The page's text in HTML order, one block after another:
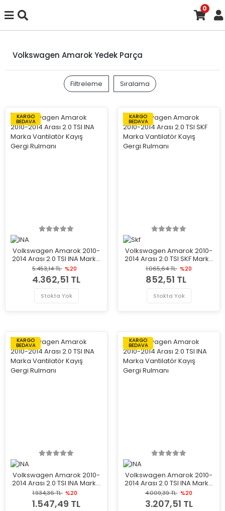
0
Volkswagen Amarok Yedek Parça
Filtreleme Sıralama
KARGO
BEDAVA
Volkswagen Amarok 2010-
2014 Arası 2.0 TSI INA Marka
Vantilatör Kayış Gergi
Rulmanı
5.453,14 TL %20
4.362,51 TL
Stokta Yok
KARGO
BEDAVA
Volkswagen Amarok 2010-
2014 Arası 2.0 TSI SKF Marka
Vantilatör Kayış Gergi
Rulmanı
1.065,64 TL %20
852,51 TL
Stokta Yok
KARGO
BEDAVA
Volkswagen Amarok 2010-
2014 Arası 2.0 TSI INA Marka
Vantilatör Kayış Gergi
Rulmanı
1.934,36 TL %20
1.547,49 TL
KARGO
BEDAVA
Volkswagen Amarok 2010-
2014 Arası 2.0 TSI INA Marka
Vantilatör Kayış Gergi
Rulmanı
4.009,39 TL %20
3.207,51 TL